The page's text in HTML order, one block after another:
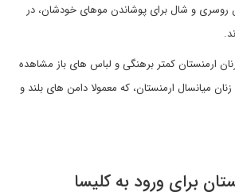
روسری و شال برای پوشاندن موهای خودشان، در
ارمنستان کمتر برهنگی و لباس های باز مشاهده
ارمنستان، که معمولا دامن های بلند و
برای ورود به کلیسا